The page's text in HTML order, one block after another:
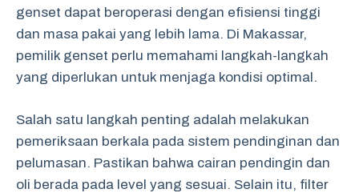
genset dapat beroperasi dengan efisiensi tinggi
dan masa pakai yang lebih lama. Di Makassar,
pemilik genset perlu memahami langkah-langkah
yang diperlukan untuk menjaga kondisi optimal.
Salah satu langkah penting adalah melakukan
pemeriksaan berkala pada sistem pendinginan dan
pelumasan. Pastikan bahwa cairan pendingin dan
oli berada pada level yang sesuai. Selain itu, filter